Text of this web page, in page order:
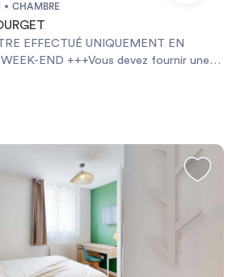
CHAMBRE
EFFECTUÉ UNIQUEMENT EN
devez fournir une
et une assurance habitation+++